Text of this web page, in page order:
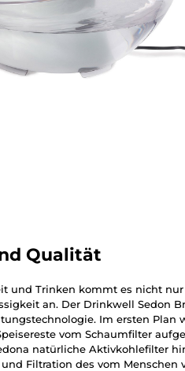
Qualität
und Trinken kommt es nicht
an. Der Drinkwell Sedon
Im ersten Plan
vom Schaumfilter
natürliche Aktivkohlefilter
Filtration des vom Menschen